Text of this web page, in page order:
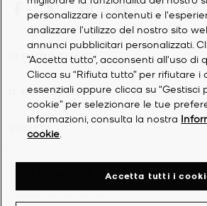
SERVIZIO CLIENTI
IL MIO ACCOUNT
SOCIETÀ
personalizzare i contenuti e
analizzare l'utilizzo del nostro sito
annunci pubblicitari personalizzati.
“Accetta tutto”, acconsenti all'uso di
Clicca su “Rifiuta tutto” per rifiutare i
essenziali oppure clicca su “Gestisci
cookie” per selezionare le tue
informazioni, consulta la nostra
cookie
Accetta tutti i